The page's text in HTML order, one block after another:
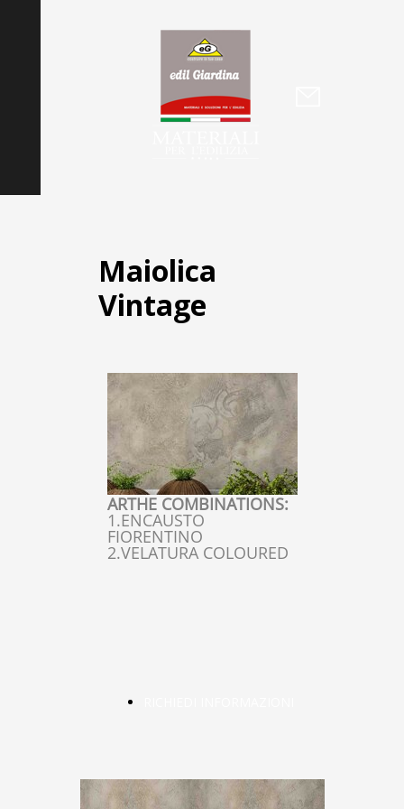
Maiolica
Vintage
ARTHE COMBINATIONS:
1.ENCAUSTO
FIORENTINO
2.VELATURA COLOURED